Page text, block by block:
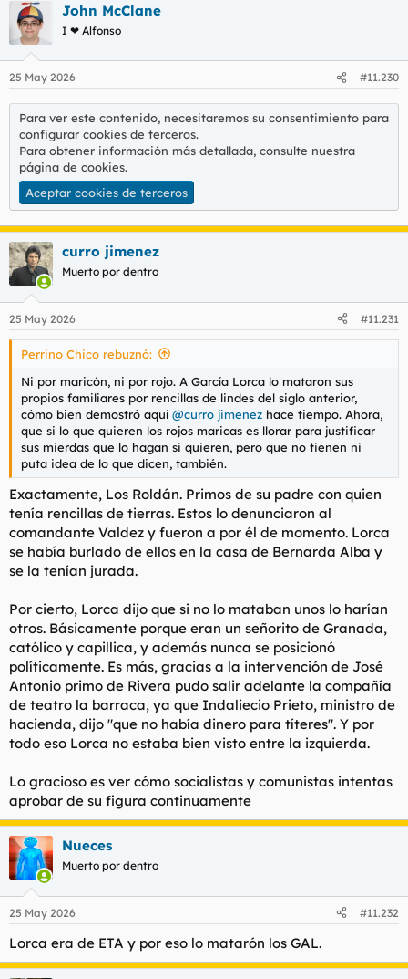
John McClane
I ❤ Alfonso
25 May 2026 #11.230
Para ver este contenido, necesitaremos su consentimiento para
configurar cookies de terceros.
Para obtener información más detallada, consulte nuestra
página de cookies.
Aceptar cookies de terceros
curro jimenez
Muerto por dentro
25 May 2026 #11.231
Perrino Chico rebuznó:
Ni por maricón, ni por rojo. A García Lorca lo mataron sus
propios familiares por rencillas de lindes del siglo anterior,
cómo bien demostró aquí @curro jimenez hace tiempo. Ahora,
que si lo que quieren los rojos maricas es llorar para justificar
sus mierdas que lo hagan si quieren, pero que no tienen ni
puta idea de lo que dicen, también.
Exactamente, Los Roldán. Primos de su padre con quien
tenía rencillas de tierras. Estos lo denunciaron al
comandante Valdez y fueron a por él de momento. Lorca
se había burlado de ellos en la casa de Bernarda Alba y
se la tenían jurada.
Por cierto, Lorca dijo que si no lo mataban unos lo harían
otros. Básicamente porque eran un señorito de Granada,
católico y capillica, y además nunca se posicionó
políticamente. Es más, gracias a la intervención de José
Antonio primo de Rivera pudo salir adelante la compañía
de teatro la barraca, ya que Indaliecio Prieto, ministro de
hacienda, dijo "que no había dinero para títeres". Y por
todo eso Lorca no estaba bien visto entre la izquierda.
Lo gracioso es ver cómo socialistas y comunistas intentas
aprobar de su figura continuamente
Nueces
Muerto por dentro
25 May 2026 #11.232
Lorca era de ETA y por eso lo matarón los GAL.